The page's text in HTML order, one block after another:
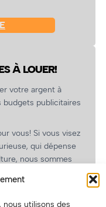
nous utilisons des
À LOUER!
votre argent à
publicitaires
vous! Si vous visez
qui dépense
nous sommes